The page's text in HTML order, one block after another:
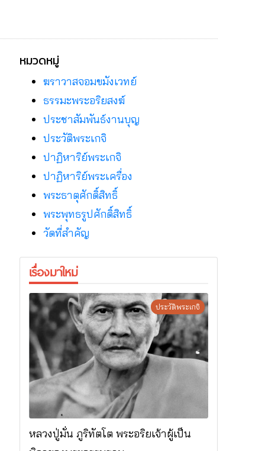
หมวดหมู่
ฆราวาสจอมขมังเวทย์
ธรรมะพระอริยสงฆ์
ประชาสัมพันธ์งานบุญ
ประวัติพระเกจิ
ปาฏิหาริย์พระเกจิ
ปาฏิหาริย์พระเครื่อง
พระธาตุศักดิ์สิทธิ์
พระพุทธรูปศักดิ์สิทธิ์
วัดที่สําคัญ
เรื่องมาใหม่
ประวัติพระเกจิ
หลวงปู่มั่น ภูริทัตโต พระอริยเจ้าผู้เป็น